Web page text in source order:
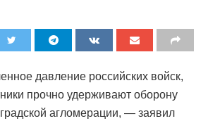
давление российских войск,
прочно удерживают оборону
агломерации, — заявил